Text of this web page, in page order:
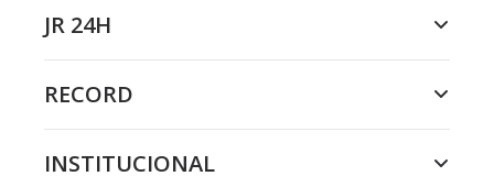
JR 24H
RECORD
INSTITUCIONAL